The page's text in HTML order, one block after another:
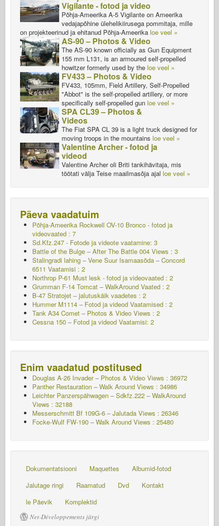
Vigilante - fotod ja video
Põhja-Ameerika A-5 Vigilante on Ameerika
vedajapõhine ülehelikiirusega pommitaja, mille
on projekteerinud ja ehitanud Põhja-Ameerika loe veel »
AS-90 – Photos & Video
The AS-90 known officially as Gun Equipment
155 mm L131, is an armoured self-propelled
howitzer formerly used by the loe veel »
FV433 – Photos & Video
FV433, 105mm, Field Artillery, Self-Propelled
"Abbot" is the self-propelled artillery, or more
specifically self-propelled gun loe veel »
SPA CL39 – Photos &
Videos
The Fiat SPA CL 39 is a light truck designed for
moving troops in the mountains loe veel »
Valentine Archer - fotod ja
videod
Valentine Archer oli Briti tankihävitaja, mis
töötati välja Teise maailmasõja ajal loe veel »
Päeva vaadatuim
Põhja-Ameerika Rockwell OV-10 Bronco - fotod ja
videovaated : 7
Sd.Kfz.247 - Fotode ja videote vaatamine: 3
Battle of the Bulge – After The Battle 004 Views : 3
Stalingradi lahing – Vene Suur Isamaasõda – Concord
6511 Vaatamisi : 2
Northrop P-61 Must lesk - fotod ja videovaated : 2
Grumman F-14 Tomcat – WalkAround Vaated : 2
B-47 Stratojet – jalutuskäik vaadetes : 2
Hummer M1114 – Fotod ja videod Vaatamised : 2
Tank A34 Comet – Photos & Video Views : 2
Cessna 150 – Fotod ja videod Vaatamisi: 2
Enim vaadatud postitused
Douglas A-26 Invader – Photos & Video Views : 36972
Panther Restauration – Walk Around Views : 34986
Leichter Panzerspähwagen – Sdkfz.222 – WalkAround
Views : 32188
Messerschmitt Bf 109G-6 – Jalutada Views : 26346
Focke-Wulf FW-190 – Walk Around Views : 25480
Dokumentatsiooni Maquettes
Albumid-fotod
Jalutage ringi
Raamatud Dvd
Kontakt
le Päevik
Komplektid
Net-Développements järgi